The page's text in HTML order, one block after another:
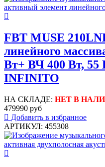
FBT MUSE
линейного
Вт+ ВЧ 400 Вт, 55
INFINITO
НА СКЛАДЕ: НЕТ В
479990 руб
Добавить в избранное
АРТИКУЛ: 455308